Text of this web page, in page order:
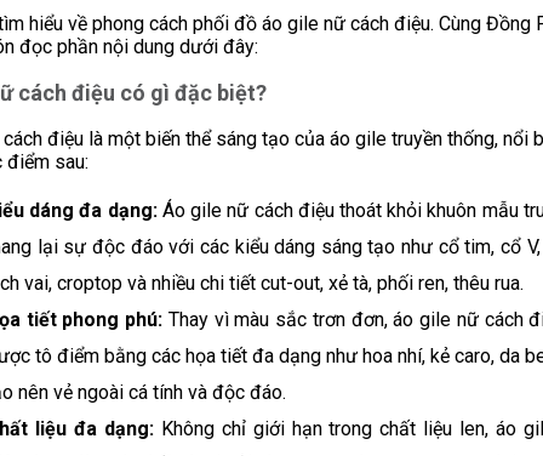
hiểu về phong cách phối đồ áo gile nữ cách điệu. Cùng Đồng
đọc phần nội dung dưới đây:
cách điệu có gì đặc biệt?
điệu là một biến thể sáng tạo của áo gile truyền thống, nổi
điểm sau:
dáng đa dạng: Áo gile nữ cách điệu thoát khỏi khuôn mẫu
lại sự độc đáo với các kiểu dáng sáng tạo như cổ tim, cổ V,
vai, croptop và nhiều chi tiết cut-out, xẻ tà, phối ren, thêu rua.
tiết phong phú: Thay vì màu sắc trơn đơn, áo gile nữ cách
tô điểm bằng các họa tiết đa dạng như hoa nhí, kẻ caro, da
nên vẻ ngoài cá tính và độc đáo.
liệu đa dạng:Không chỉ giới hạn trong chất liệu len, áo